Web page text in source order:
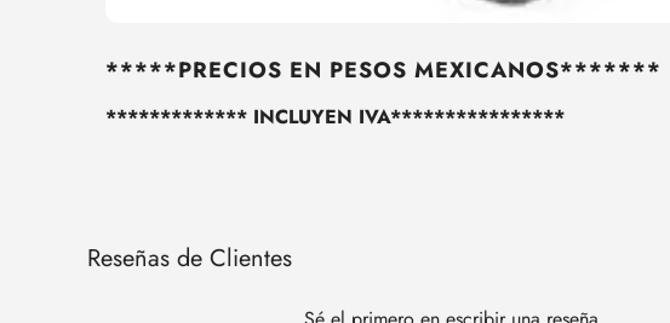
*****PRECIOS EN PESOS MEXICANOS*******
************* INCLUYEN IVA****************
Reseñas de Clientes